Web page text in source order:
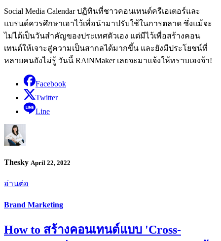
Social Media Calendar ปฏิทินที่ชาวคอนเทนต์ครีเอเตอร์และ
แบรนด์ควรศึกษาเอาไว้เพื่อนำมาปรับใช้ในการตลาด ซึ่งแม้จะ
ไม่ได้เป็นวันสำคัญของประเทศตัวเอง แต่มีไว้เพื่อสร้างคอน
เทนต์ให้เจาะสู่ความเป็นสากลได้มากขึ้น และยังมีประโยชน์ที่
หลายคนยังไม่รู้ วันนี้ RAiNMaker เลยจะมาแจ้งให้ทราบเองจ้า!
Facebook
Twitter
Line
Thesky April 22, 2022
อ่านต่อ
Brand Marketing
How to สร้างคอนเทนต์แบบ 'Cross-